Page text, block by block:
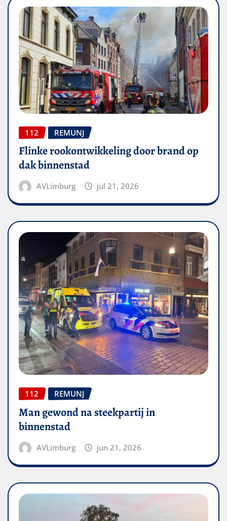
112 REMUNJ
Flinke rookontwikkeling door brand op
dak binnenstad
AVLimburg jul 21, 2026
112 REMUNJ
Man gewond na steekpartij in
binnenstad
AVLimburg jun 21, 2026